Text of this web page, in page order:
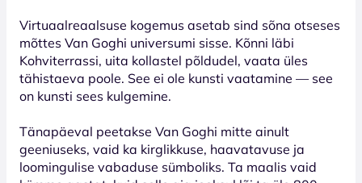
Virtuaalreaalsuse kogemus asetab sind sõna otseses
mõttes Van Goghi universumi sisse. Kõnni läbi
Kohviterrassi, uita kollastel põldudel, vaata üles
tähistaeva poole. See ei ole kunsti vaatamine — see
on kunsti sees kulgemine.
Tänapäeval peetakse Van Goghi mitte ainult
geeniuseks, vaid ka kirglikkuse, haavatavuse ja
loomingulise vabaduse sümboliks. Ta maalis vaid